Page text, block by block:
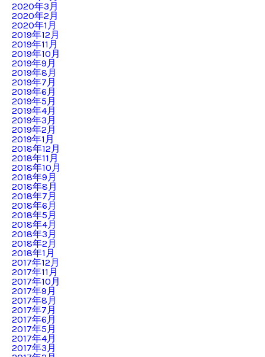
2020年3月
2020年2月
2020年1月
2019年12月
2019年11月
2019年10月
2019年9月
2019年8月
2019年7月
2019年6月
2019年5月
2019年4月
2019年3月
2019年2月
2019年1月
2018年12月
2018年11月
2018年10月
2018年9月
2018年8月
2018年7月
2018年6月
2018年5月
2018年4月
2018年3月
2018年2月
2018年1月
2017年12月
2017年11月
2017年10月
2017年9月
2017年8月
2017年7月
2017年6月
2017年5月
2017年4月
2017年3月